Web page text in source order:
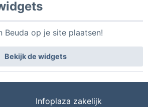
Beuda op je site plaatsen!
Bekijk de widgets
Infoplaza zakelijk